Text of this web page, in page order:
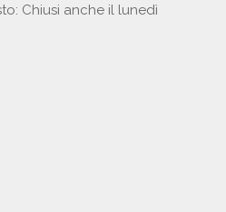
Chiusi anche il lunedì